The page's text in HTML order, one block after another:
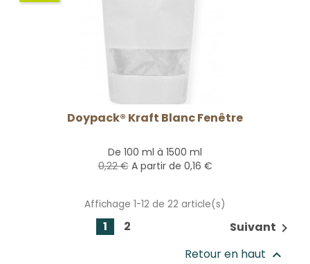
Doypack® Kraft Blanc Fenêtre
De 100 ml à 1500 ml
0,22 € A partir de 0,16 €
Affichage 1-12 de 22 article(s)
1 2 Suivant 
Retour en haut 